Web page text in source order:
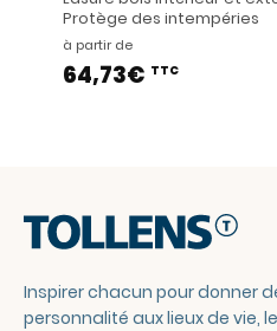
Protège des intempéries
à partir de
64,73€ TTC
Inspirer chacun pour donner
personnalité aux lieux de vie,